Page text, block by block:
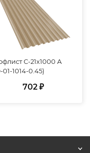
С-21х1000 А
1014-0.45)
702 ₽